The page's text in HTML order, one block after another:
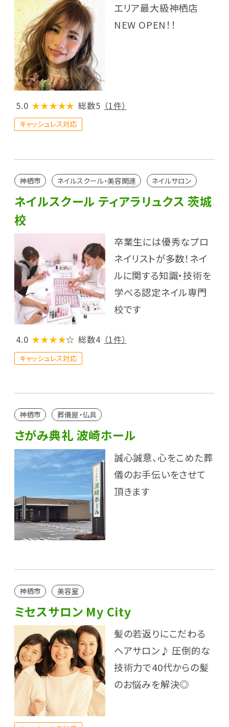
エリア最大級神栖店
NEW OPEN！！
5.0 ★★★★★ 総数5 （1件）
キャッシュレス対応
神栖市 ネイルスクール・美容関連 ネイルサロン
ネイルスクール ティアラリュクス 茨城
校
卒業生には優秀なプロ
ネイリストが多数！ネイ
ルに関する知識・技術を
学べる認定ネイル専門
校です
4.0 ★★★★☆ 総数4 （1件）
キャッシュレス対応
神栖市 葬儀屋・仏具
さがみ典礼 波崎ホール
誠心誠意、心をこめた葬
儀のお手伝いをさせて
頂きます
神栖市 美容室
ミセスサロン My City
髪の若返りにこだわる
ヘアサロン♪ 圧倒的な
技術力で40代からの髪
のお悩みを解決◎